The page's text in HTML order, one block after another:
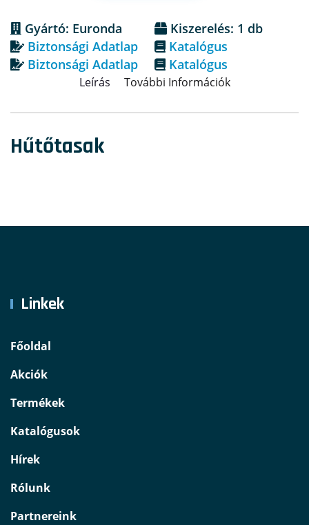
Gyártó: Euronda
Kiszerelés: 1 db
Biztonsági Adatlap
Katalógus
Biztonsági Adatlap
Katalógus
Leírás További Információk
Hűtőtasak
Linkek
Főoldal
Akciók
Termékek
Katalógusok
Hírek
Rólunk
Partnereink